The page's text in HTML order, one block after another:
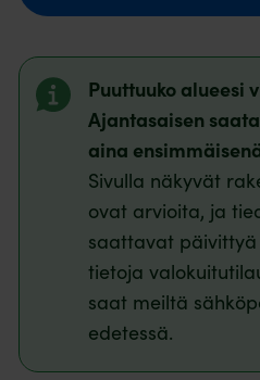
Puuttuuko alueesi
Ajantasaisen
aina
Sivulla näkyvät
ovat arvioita, ja
saattavat päivittyä
tietoja
saat meiltä
edetessä.